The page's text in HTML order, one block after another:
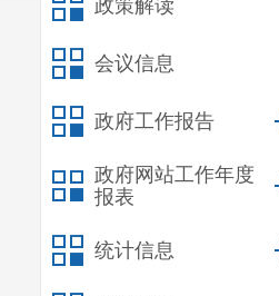
政策解读
会议信息
政府工作报告
政府网站工作年度
报表
统计信息